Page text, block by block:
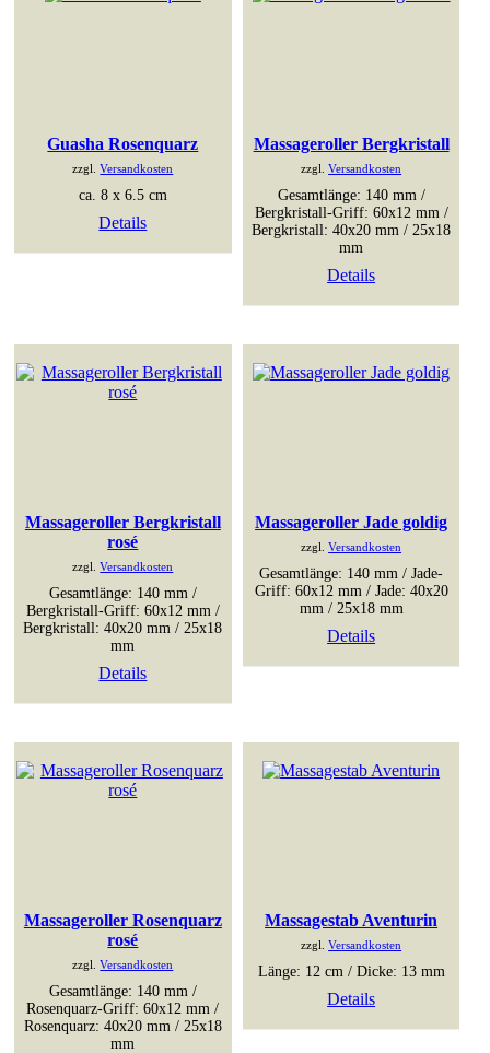
Guasha Rosenquarz
zzgl.Versandkosten
ca. 8 x 6.5 cm
Details
Massageroller Bergkristall
zzgl.Versandkosten
Gesamtlänge: 140 mm /
Bergkristall-Griff: 60x12 mm /
Bergkristall: 40x20 mm / 25x18
mm
Details
Massageroller Bergkristall
rosé
zzgl.Versandkosten
Gesamtlänge: 140 mm /
Bergkristall-Griff: 60x12 mm /
Bergkristall: 40x20 mm / 25x18
mm
Details
Massageroller Jade goldig
zzgl.Versandkosten
Gesamtlänge: 140 mm / Jade-
Griff: 60x12 mm / Jade: 40x20
mm / 25x18 mm
Details
Massageroller Rosenquarz
rosé
zzgl.Versandkosten
Gesamtlänge: 140 mm /
Rosenquarz-Griff: 60x12 mm /
Rosenquarz: 40x20 mm / 25x18
mm
Massagestab Aventurin
zzgl.Versandkosten
Länge: 12 cm / Dicke: 13 mm
Details